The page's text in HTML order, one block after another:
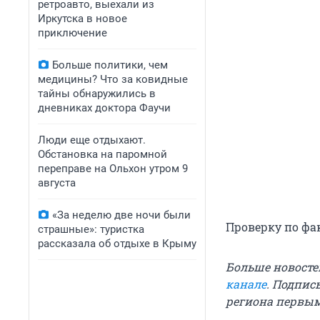
ретроавто, выехали из
Иркутска в новое
приключение
Больше политики, чем
медицины? Что за ковидные
тайны обнаружились в
дневниках доктора Фаучи
Люди еще отдыхают.
Обстановка на паромной
переправе на Ольхон утром 9
августа
«За неделю две ночи были
страшные»: туристка
рассказала об отдыхе в Крыму
Проверку по
Больше
канале.
региона